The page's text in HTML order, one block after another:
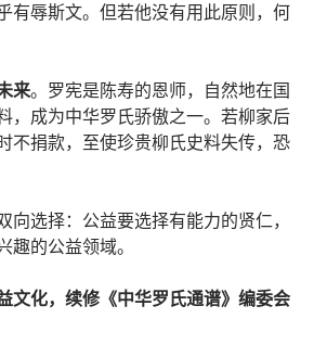
有辱斯文。但若他没有用此原则，何
来。罗宪是陈寿的恩师，自然地在国
，成为中华罗氏骄傲之一。若柳家后
不捐款，至使珍贵柳氏史料失传，恐
向选择：公益要选择有能力的贤仁，
趣的公益领域。
文化，续修《中华罗氏通谱》编委会